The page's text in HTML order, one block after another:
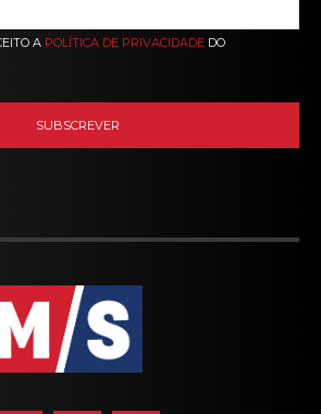
A POLÍTICA DE PRIVACIDADE DO